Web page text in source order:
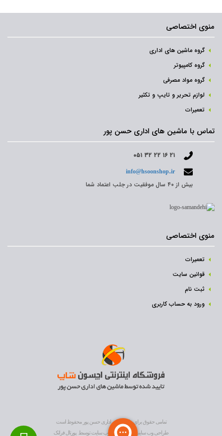
منوی اختصاصی
گروه ماشین های اداری
گروه کامپیوتر
گروه مواد مصرفی
لوازم تحریر و تایپ و تکثیر
تعمیرات
تماس با ماشین های اداری حسن پور
۰۵۱ ۳۲ ۲۲ ۱۶ ۲۱
info@hsoonshop.ir
بیش از ۴۰ سال موفقیت در جلب اعتماد شما
منوی اختصاصی
تعمیرات
قوانین سایت
ثبت نام‌
ورود به حساب کاربری
تمامی حقوق برای ماشین های اداری حسن پور محفوظ است
طراحی وب سایت
و بهینه سازی وب سایتتوسط پورتال فراتک